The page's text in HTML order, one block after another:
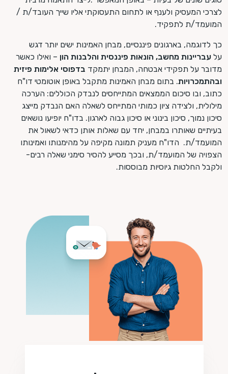
לצרכי המעסיק ולענף או לתחום התעסוקתי אליו שייך העובד/ת /
המועמד/ת לתפקיד.
כך לדוגמה, בארגונים פיננסיים, מבחן האמינות ישים יותר דגש
על עבריינות מחשב, הונאות פיננסית והלבנות הון – ואילו כאשר
מדובר על תפקידי אבטחה, המבחן יתמקד בדפוסי אלימות פיזית
ובהתמכרויות. בתום מבחן האמינות מתקבל באופן אוטומטי דו"ח
כתוב, ובו סיכום הממצאים המתייחסים לנבדק הכוללים: הערכה
מילולית, ולצידה ציון כמותי המתייחס לשאלה האם הנבדק מייצג
סיכון נמוך, סיכון בינוני או סיכון גבוה לארגון. בדו"ח יופיעו נושאים
בעיתיים שאותרו במבחן, יחד עם שאלות אותן כדאי לשאול את
המועמד/ת. הדו"ח מעניק תמונה מקיפה על מהימנותו ואמינותו
הצפויה של המועמד/ת, ובכך מסייע להסיר סימני שאלה רבים-
ולקבל החלטות גיוסיות מבוססות.